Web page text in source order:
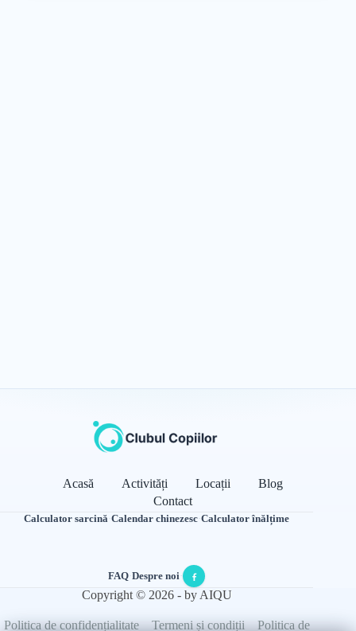
Acasă Activități Locații
Blog
Contact
Calculator sarcină·Calendar chinezesc·Calculator înălțime
FAQ·Despre noi·
Copyright © 2026 - by AIQU
Politica de confidențialitate Termeni și condiții Politica de